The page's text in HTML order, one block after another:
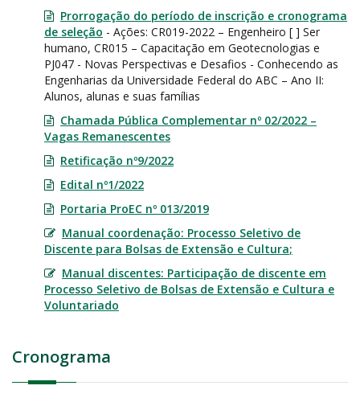
Prorrogação do período de inscrição e cronograma
de seleção - Ações: CR019-2022 – Engenheiro [ ] Ser
humano, CR015 – Capacitação em Geotecnologias e
PJ047 - Novas Perspectivas e Desafios - Conhecendo as
Engenharias da Universidade Federal do ABC – Ano II:
Alunos, alunas e suas famílias
Chamada Pública Complementar nº 02/2022 –
Vagas Remanescentes
Retificação nº9/2022
Edital nº1/2022
Portaria ProEC nº 013/2019
Manual coordenação: Processo Seletivo de
Discente para Bolsas de Extensão e Cultura;
Manual discentes: Participação de discente em
Processo Seletivo de Bolsas de Extensão e Cultura e
Voluntariado
Cronograma